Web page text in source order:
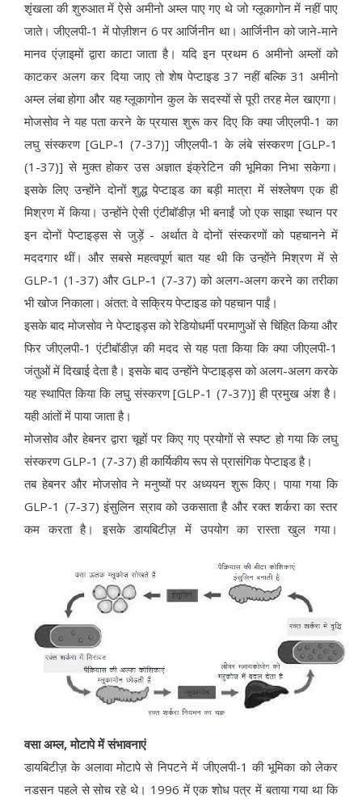
शृंखला की शुरुआत में ऐसे अमीनो अम्ल पाए गए थे जो ग्लूकागोन में नहीं पाए
जाते। जीएलपी-1 में पोज़ीशन 6 पर आर्जिनीन था। आर्जिनीन को जाने-माने
मानव एंज़ाइमों द्वारा काटा जाता है। यदि इन प्रथम 6 अमीनो अम्लों को
काटकर अलग कर दिया जाए तो शेष पेप्टाइड 37 नहीं बल्कि 31 अमीनो
अम्ल लंबा होगा और यह ग्लूकागोन कुल के सदस्यों से पूरी तरह मेल खाएगा।
मोजसोव ने यह पता करने के प्रयास शुरू कर दिए कि क्या जीएलपी-1 का
लघु संस्करण [GLP-1 (7-37)] जीएलपी-1 के लंबे संस्करण [GLP-1
(1-37)] से मुक्त होकर उस अज्ञात इंक्रेटिन की भूमिका निभा सकेगा।
इसके लिए उन्होंने दोनों शुद्ध पेप्टाइड का बड़ी मात्रा में संश्लेषण एक ही
मिश्रण में किया। उन्होंने ऐसी एंटीबॉडीज़ भी बनाईं जो एक साझा स्थान पर
इन दोनों पेप्टाइड्स से जुड़ें - अर्थात वे दोनों संस्करणों को पहचानने में
मददगार थीं। और सबसे महत्वपूर्ण बात यह थी कि उन्होंने मिश्रण में से
GLP-1 (1-37) और GLP-1 (7-37) को अलग-अलग करने का तरीका
भी खोज निकाला। अंतत: वे सक्रिय पेप्टाइड को पहचान पाईं।
इसके बाद मोजसोव ने पेप्टाइड्स को रेडियोधर्मी परमाणुओं से चिंहित किया और
फिर जीएलपी-1 एंटीबॉडीज़ की मदद से यह पता किया कि क्या जीएलपी-1
जंतुओं में दिखाई देता है। इसके बाद उन्होंने पेप्टाइड्स को अलग-अलग करके
यह स्थापित किया कि लघु संस्करण [GLP-1 (7-37)] ही प्रमुख अंश है।
यही आंतों में पाया जाता है।
मोजसोव और हेबनर द्वारा चूहों पर किए गए प्रयोगों से स्पष्ट हो गया कि लघु
संस्करण GLP-1 (7-37) ही कार्यिकीय रूप से प्रासंगिक पेप्टाइड है।
तब हेबनर और मोजसोव ने मनुष्यों पर अध्ययन शुरू किए। पाया गया कि
GLP-1 (7-37) इंसुलिन स्राव को उकसाता है और रक्त शर्करा का स्तर
कम करता है। इसके डायबिटीज़ में उपयोग का रास्ता खुल गया।
वसा अम्ल, मोटापे में संभावनाएं
डायबिटीज़ के अलावा मोटापे से निपटने में जीएलपी-1 की भूमिका को लेकर
नडसन पहले से सोच रहे थे। 1996 में एक शोध पत्र में बताया गया था कि